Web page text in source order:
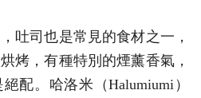
吐司也是常見的食材之一，
烤，有種特別的煙薰香氣，
配。哈洛米（Halumiumi）